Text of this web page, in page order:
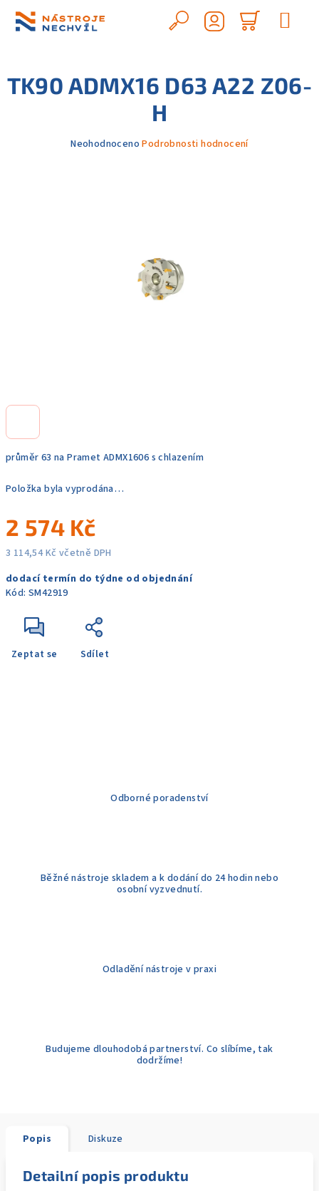
obsah
Hledat
košík
průměr 63 na Pramet ADMX1606 s chlazením
Položka byla vyprodána…
2 574 Kč
3 114,54 Kč včetně DPH
cena:
dodací termín do týdne od objednání
Kód: SM42919
Zeptat se Sdílet
TK90 ADMX16 D63 A22 Z06-
H
Průměrné
Neohodnoceno Podrobnosti hodnocení
Odborné poradenství
Běžné nástroje skladem a k dodání do 24 hodin nebo
osobní vyzvednutí.
Odladění nástroje v praxi
Budujeme dlouhodobá partnerství. Co slíbíme, tak
dodržíme!
Popis Diskuze
Detailní popis produktu